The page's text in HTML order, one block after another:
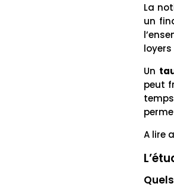
La
un
Un
peut
A lire